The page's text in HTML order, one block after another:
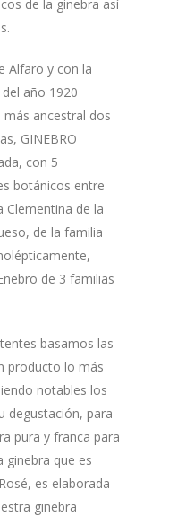
de la ginebra así
Alfaro y con la
año 1920
ancestral dos
GINEBRO
con 5
botánicos entre
Clementina de la
de la familia
de 3 familias
basamos las
producto lo más
notables los
degustación, para
pura y franca para
ginebra que es
es elaborada
ginebra